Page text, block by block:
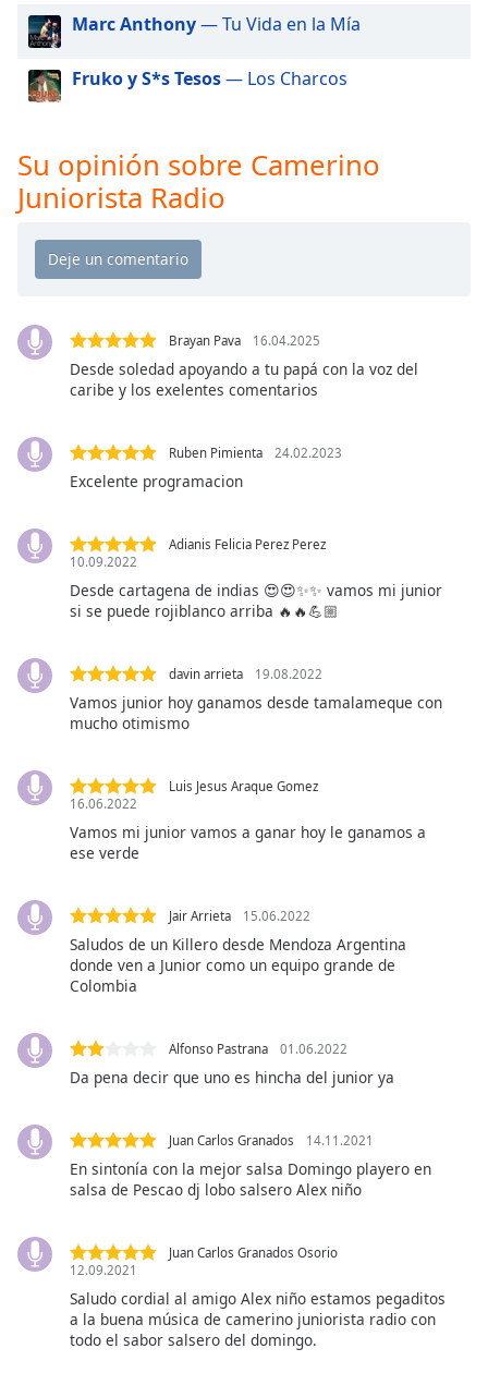
cancel
and
close
Text
Color
Opacity
Text
Background
Opacity
Area
Background
Opacity
Text
Font
Family
Done
Close
Modal
dialog
Marc Anthony— Tu Vida en la Mía
Fruko y S*s Tesos— Los Charcos
Su opinión sobre Camerino
Juniorista Radio
Brayan Pava 16.04.2025
Desde soledad apoyando a tu papá con la voz del
caribe y los exelentes comentarios
Ruben Pimienta 24.02.2023
Excelente programacion
Adianis Felicia Perez Perez
10.09.2022
Desde cartagena de indias 😍😍✨✨ vamos mi junior
si se puede rojiblanco arriba 🔥🔥💪🏼
davin arrieta 19.08.2022
Vamos junior hoy ganamos desde tamalameque con
mucho otimismo
Luis Jesus Araque Gomez
16.06.2022
Vamos mi junior vamos a ganar hoy le ganamos a
ese verde
Jair Arrieta 15.06.2022
Saludos de un Killero desde Mendoza Argentina
donde ven a Junior como un equipo grande de
Colombia
Alfonso Pastrana 01.06.2022
Da pena decir que uno es hincha del junior ya
Juan Carlos Granados 14.11.2021
En sintonía con la mejor salsa Domingo playero en
salsa de Pescao dj lobo salsero Alex niño
Juan Carlos Granados Osorio
12.09.2021
Saludo cordial al amigo Alex niño estamos pegaditos
a la buena música de camerino juniorista radio con
todo el sabor salsero del domingo.